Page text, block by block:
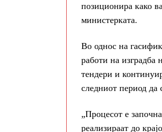
позиционира како
министерката.
Во однос на
работи на изградба
тендери и
следниот период да
„Процесот е
реализираат до